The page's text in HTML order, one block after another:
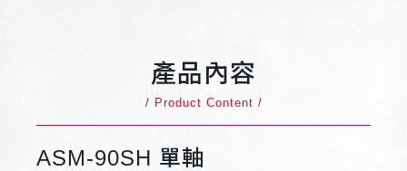
產品內容
/ Product Content /
ASM-90SH 單軸